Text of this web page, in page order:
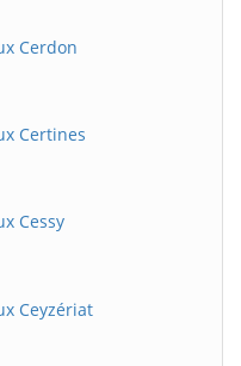
Cerdon
Certines
Cessy
Ceyzériat